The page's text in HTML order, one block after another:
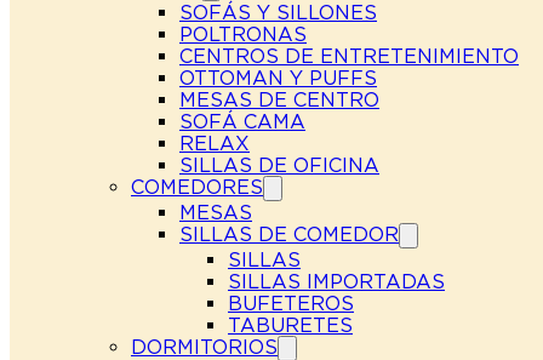
SOFÁS Y SILLONES
POLTRONAS
CENTROS DE ENTRETENIMIENTO
OTTOMAN Y PUFFS
MESAS DE CENTRO
SOFÁ CAMA
RELAX
SILLAS DE OFICINA
COMEDORES
MESAS
SILLAS DE COMEDOR
SILLAS
SILLAS IMPORTADAS
BUFETEROS
TABURETES
DORMITORIOS